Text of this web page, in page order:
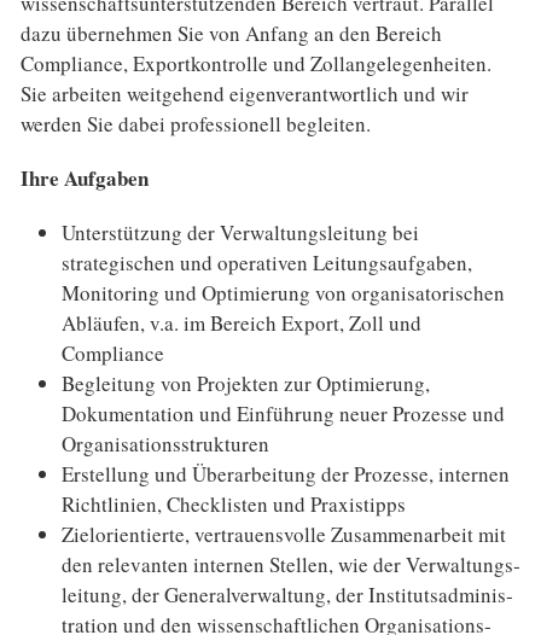
dazu über­nehmen Sie von An­fang an den Bereich
Compliance, Exportkontrolle und Zollangelegenheiten.
Sie arbeiten weitgehend eigen­ver­ant­wortlich und wir
werden Sie dabei professionell begleiten.
Ihre Aufgaben
Unterstützung der Verwaltungsleitung bei
strategischen und operativen Leitungsaufgaben,
Monitoring und Optimierung von organisatorischen
Abläufen, v.a. im Bereich Export, Zoll und
Compliance
Begleitung von Projekten zur Optimierung,
Dokumentation und Einführung neuer Prozesse und
Organi­sations­strukturen
Erstellung und Überarbeitung der Prozesse, internen
Richtlinien, Checklisten und Praxis­tipps
Zielorientierte, vertrauensvolle Zusammenarbeit mit
den relevanten internen Stellen, wie der Ver­waltungs­
leitung, der General­verwaltung, der Insti­tuts­adminis­
tration und den wissen­schaftlichen Organi­sations­